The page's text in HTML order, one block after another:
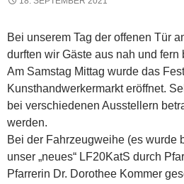
Bei unserem Tag der offenen Tür
durften wir Gäste aus nah und fern
Am Samstag Mittag wurde das
Kunsthandwerkermarkt eröffnet.
bei verschiedenen Ausstellern
werden.
Bei der Fahrzeugweihe (es wurde
unser „neues“ LF20KatS durch
Pfarrerin Dr. Dorothee Kommer